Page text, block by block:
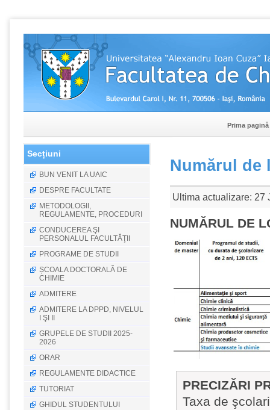
Prima pagină
Secțiuni
BUN VENIT LA UAIC
DESPRE FACULTATE
METODOLOGII,
REGULAMENTE, PROCEDURI
CONDUCEREA ŞI
PERSONALUL FACULTĂŢII
PROGRAME DE STUDII
ȘCOALA DOCTORALĂ DE
CHIMIE
ADMITERE
ADMITERE LA DPPD, NIVELUL
I ŞI II
GRUPELE DE STUDII 2025-
2026
ORAR
REGULAMENTE DIDACTICE
TUTORIAT
GHIDUL STUDENTULUI
Numărul de
Ultima actualizare: 27
NUMĂRUL DE
PRECIZĂRI
Taxa de